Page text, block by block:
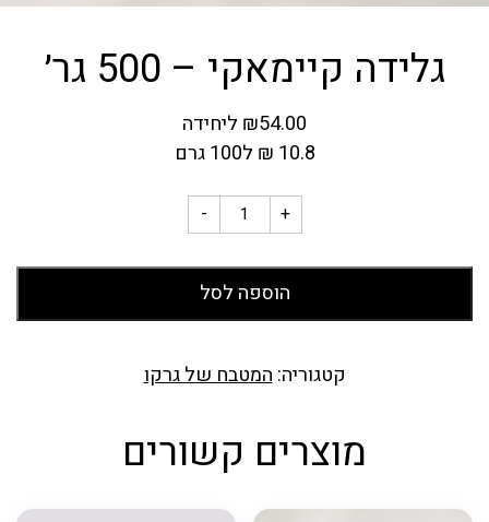
גלידה קיימאקי – 500 גר׳
₪54.00
ליחידה
10.8
₪ ל100 גרם
- +
הוספה לסל
קטגוריה:המטבח של גרקו
מוצרים קשורים